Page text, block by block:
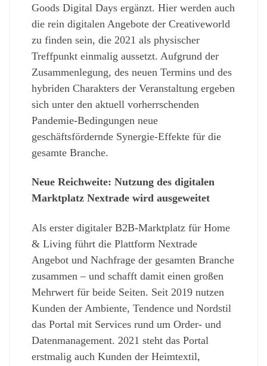
Goods Digital Days ergänzt. Hier werden auch
die rein digitalen Angebote der Creativeworld
zu finden sein, die 2021 als physischer
Treffpunkt einmalig aussetzt. Aufgrund der
Zusammenlegung, des neuen Termins und des
hybriden Charakters der Veranstaltung ergeben
sich unter den aktuell vorherrschenden
Pandemie-Bedingungen neue
geschäftsfördernde Synergie-Effekte für die
gesamte Branche.
Neue Reichweite: Nutzung des digitalen
Marktplatz Nextradewird ausgeweitet
Als erster digitaler B2B-Marktplatz für Home
& Living führt die Plattform Nextrade
Angebot und Nachfrage der gesamten Branche
zusammen – und schafft damit einen großen
Mehrwert für beide Seiten. Seit 2019 nutzen
Kunden der Ambiente, Tendence und Nordstil
das Portal mit Services rund um Order- und
Datenmanagement. 2021 steht das Portal
erstmalig auch Kunden der Heimtextil,